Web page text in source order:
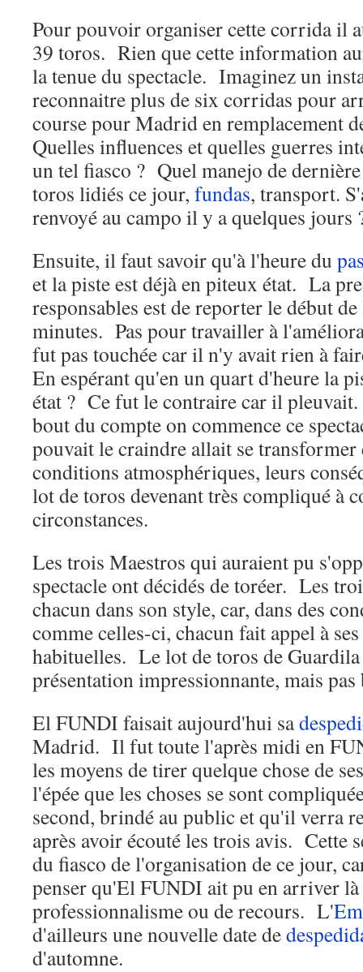
Pour pouvoir organiser cette corrida il
39 toros. Rien que cette information
la tenue du spectacle. Imaginez un
reconnaitre plus de six corridas pour
course pour Madrid en remplacement
Quelles influences et quelles guerres
un tel fiasco ? Quel manejo de
toros lidiés ce jour, fundas, transport.
renvoyé au campo il y a quelques jours
Ensuite, il faut savoir qu'à l'heure du
et la piste est déjà en piteux état. La
responsables est de reporter le début
minutes. Pas pour travailler à
fut pas touchée car il n'y avait rien à
En espérant qu'en un quart d'heure la
état ? Ce fut le contraire car il
bout du compte on commence ce
pouvait le craindre allait se
conditions atmosphériques, leurs
lot de toros devenant très compliqué à
circonstances.
Les trois Maestros qui auraient pu
spectacle ont décidés de toréer. Les
chacun dans son style, car, dans des
comme celles-ci, chacun fait appel à
habituelles. Le lot de toros de
présentation impressionnante, mais pas
El FUNDI faisait aujourd'hui sa
Madrid. Il fut toute l'après midi en
les moyens de tirer quelque chose de
l'épée que les choses se sont
second, brindé au public et qu'il verra
après avoir écouté les trois avis. Cette
du fiasco de l'organisation de ce jour,
penser qu'El FUNDI ait pu en arriver là
professionnalisme ou de recours. L'
d'ailleurs une nouvelle date de
d'automne.